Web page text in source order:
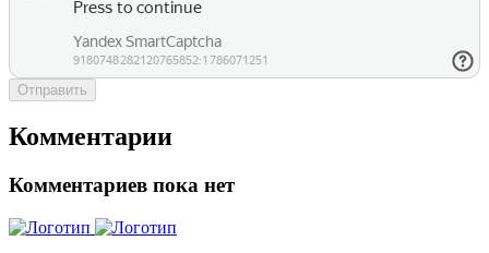
Отправить
Комментарии
Комментариев пока нет